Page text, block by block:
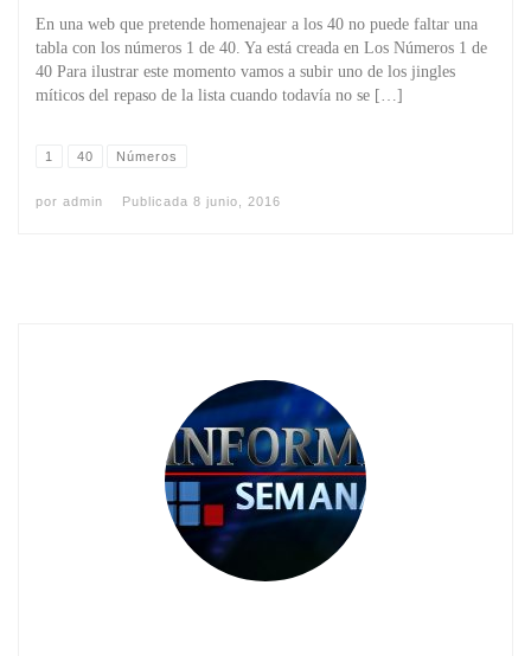
En una web que pretende homenajear a los 40 no puede faltar una
tabla con los números 1 de 40. Ya está creada en Los Números 1 de
40 Para ilustrar este momento vamos a subir uno de los jingles
míticos del repaso de la lista cuando todaví­a no se […]
1 40 Números
por admin Publicada 8 junio, 2016